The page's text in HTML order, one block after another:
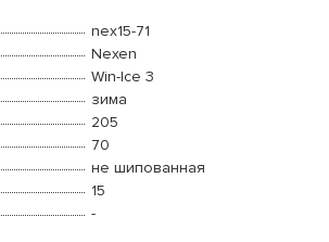
nex15-71
Nexen
Win-Ice 3
зима
205
70
не шипованная
15
-